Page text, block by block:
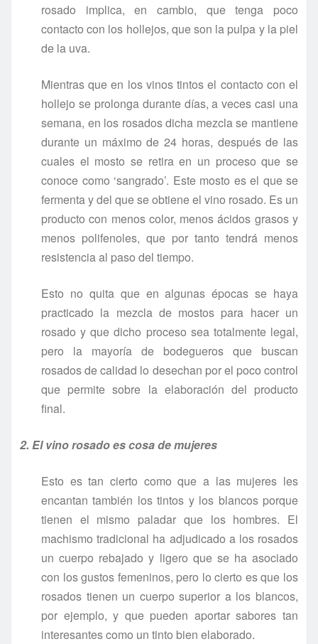
rosado implica, en cambio, que tenga poco
contacto con los hollejos, que son la pulpa y la piel
de la uva.
Mientras que en los vinos tintos el contacto con el
hollejo se prolonga durante días, a veces casi una
semana, en los rosados dicha mezcla se mantiene
durante un máximo de 24 horas, después de las
cuales el mosto se retira en un proceso que se
conoce como ‘sangrado’. Este mosto es el que se
fermenta y del que se obtiene el vino rosado. Es un
producto con menos color, menos ácidos grasos y
menos polifenoles, que por tanto tendrá menos
resistencia al paso del tiempo.
Esto no quita que en algunas épocas se haya
practicado la mezcla de mostos para hacer un
rosado y que dicho proceso sea totalmente legal,
pero la mayoría de bodegueros que buscan
rosados de calidad lo desechan por el poco control
que permite sobre la elaboración del producto
final.
2. El vino rosado es cosa de mujeres
Esto es tan cierto como que a las mujeres les
encantan también los tintos y los blancos porque
tienen el mismo paladar que los hombres. El
machismo tradicional ha adjudicado a los rosados
un cuerpo rebajado y ligero que se ha asociado
con los gustos femeninos, pero lo cierto es que los
rosados tienen un cuerpo superior a los blancos,
por ejemplo, y que pueden aportar sabores tan
interesantes como un tinto bien elaborado.